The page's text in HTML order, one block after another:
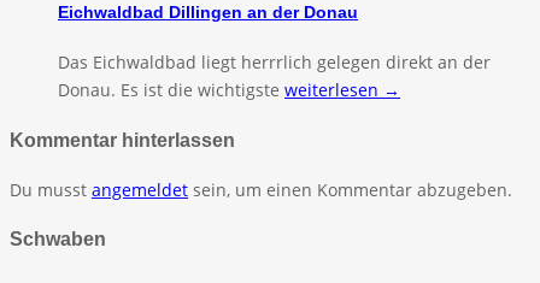
Eichwaldbad Dillingen an der Donau
Das Eichwaldbad liegt herrrlich gelegen direkt an der
Donau. Es ist die wichtigste weiterlesen →
Kommentar hinterlassen
Du musst angemeldet sein, um einen Kommentar abzugeben.
Schwaben